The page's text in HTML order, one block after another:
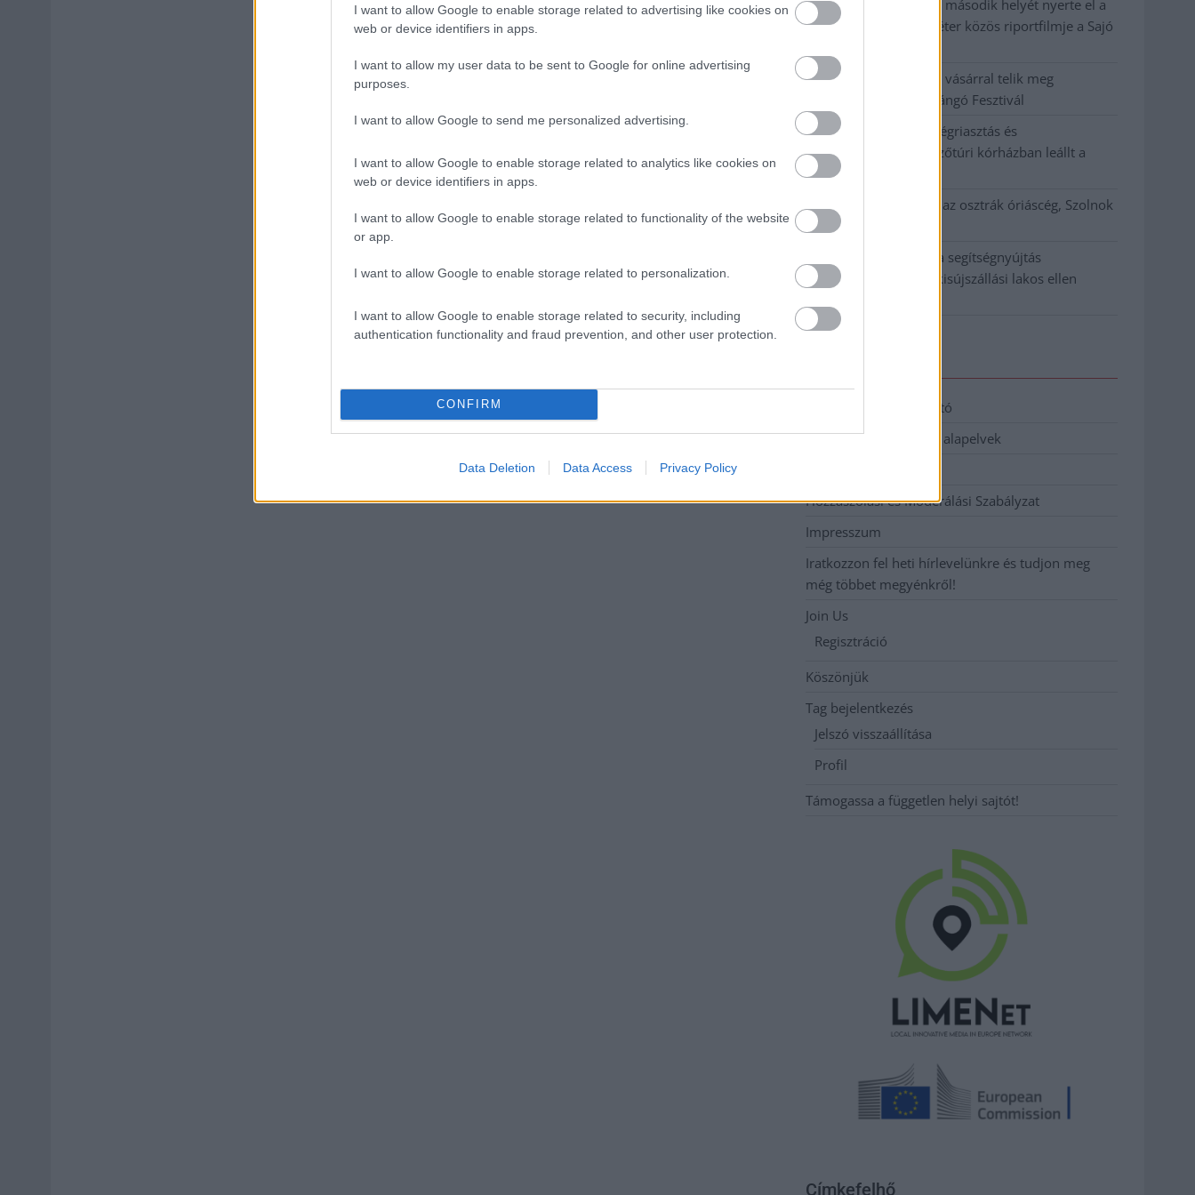
I want to allow Google to enable storage related to advertising like cookies on
web or device identifiers in apps.
I want to allow my user data to be sent to Google for online advertising
purposes.
I want to allow Google to send me personalized advertising.
I want to allow Google to enable storage related to analytics like cookies on
web or device identifiers in apps.
I want to allow Google to enable storage related to functionality of the website
or app.
I want to allow Google to enable storage related to personalization.
I want to allow Google to enable storage related to security, including
authentication functionality and fraud prevention, and other user protection.
CONFIRM
Data Deletion Data Access Privacy Policy
A MÚOSZ sajtódíjának második helyét nyerte el a
Borsod24 és a Paraméter közös riportfilmje a Sajó
Tánccal, zeneszóval és vásárral telik meg
Jászberény, indul a Csángó Fesztivál
Meghosszabbított hőségriasztás és
vízkorlátozások, a mezőtúri kórházban leállt a
klíma
Átszervezi működését az osztrák óriáscég, Szolnok
is érintett
Tragédiába torkollott a segítségnyújtás
elmulasztása, három kisújszállási lakos ellen
Adatkezelési tájékoztató
Etikai és függetlenségi alapelvek
Hozzászólási és Moderálási Szabályzat
Impresszum
Iratkozzon fel heti hírlevelünkre és tudjon meg
még többet megyénkről!
Join Us
Regisztráció
Köszönjük
Tag bejelentkezés
Jelszó visszaállítása
Profil
Támogassa a független helyi sajtót!
Címkefelhő